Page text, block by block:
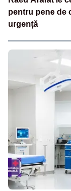
pentru pene de
urgență